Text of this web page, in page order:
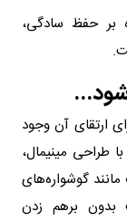
بر حفظ سادگی،
شود...
ارتقای آن وجود
طراحی مینیمال،
گوشواره‌های
بدون برهم زدن